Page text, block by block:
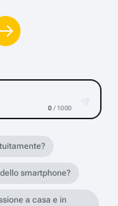
0 / 1000
smartphone?
a casa e in